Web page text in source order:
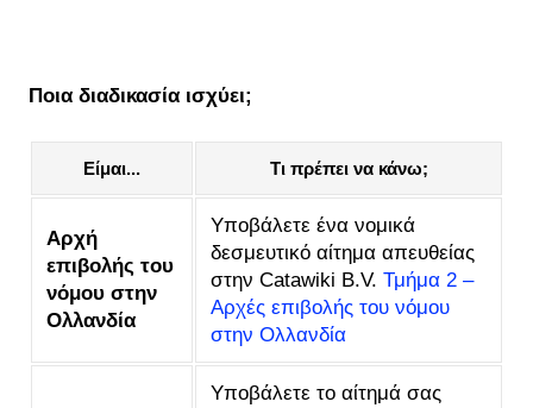
Ποια διαδικασία ισχύει;
Είμαι... Τι πρέπει να κάνω;
Αρχή
επιβολής του
νόμου στην
Ολλανδία
Υποβάλετε ένα νομικά
δεσμευτικό αίτημα απευθείας
στην Catawiki B.V. Τμήμα 2 –
Αρχές επιβολής του νόμου
στην Ολλανδία
Υποβάλετε το αίτημά σας